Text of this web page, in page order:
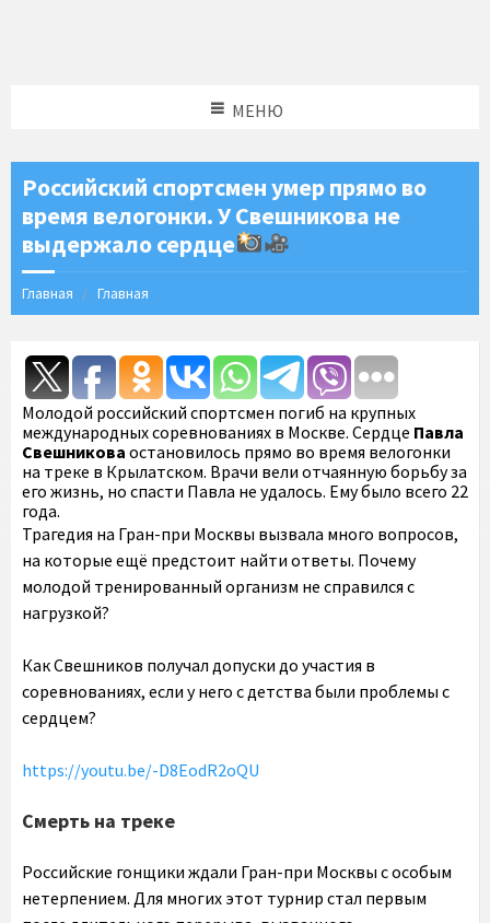
МЕНЮ
Российский спортсмен умер прямо во
время велогонки. У Свешникова не
выдержало сердце
Главная Главная
Молодой российский спортсмен погиб на крупных
международных соревнованиях в Москве. Сердце Павла
Свешникова остановилось прямо во время велогонки
на треке в Крылатском. Врачи вели отчаянную борьбу за
его жизнь, но спасти Павла не удалось. Ему было всего 22
года.
Трагедия на Гран-при Москвы вызвала много вопросов,
на которые ещё предстоит найти ответы. Почему
молодой тренированный организм не справился с
нагрузкой?
Как Свешников получал допуски до участия в
соревнованиях, если у него с детства были проблемы с
сердцем?
https://youtu.be/-D8EodR2oQU
Смерть на треке
Российские гонщики ждали Гран-при Москвы с особым
нетерпением. Для многих этот турнир стал первым